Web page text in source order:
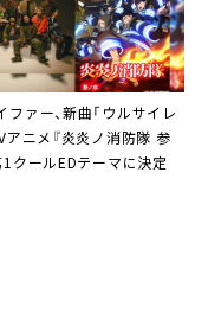
ファー、新曲「ウルサイレ
アニメ『炎炎ノ消防隊 参
1クールEDテーマに決定